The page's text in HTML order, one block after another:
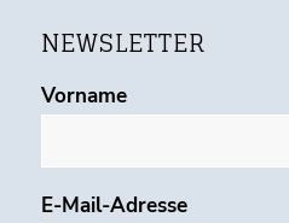
NEWSLETTER
Vorname
E-Mail-Adresse